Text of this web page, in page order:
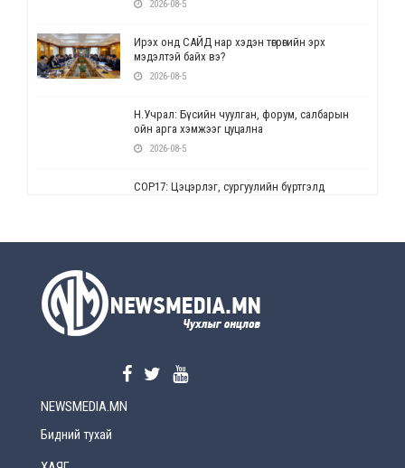
2026-08-5
Ирэх онд САЙД нар хэдэн төгрөгийн эрх
мэдэлтэй байх вэ?
2026-08-5
Н.Учрал: Бүсийн чуулган, форум, салбарын
ойн арга хэмжээг цуцална
2026-08-5
СОР17: Цэцэрлэг, сургуулийн бүртгэлд
2026-08-5
2026-08-5
NEWSMEDIA.MN
Бидний тухай